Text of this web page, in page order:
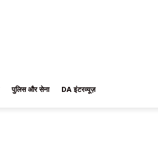
पुलिस और सेना DA इंटरव्यूज़